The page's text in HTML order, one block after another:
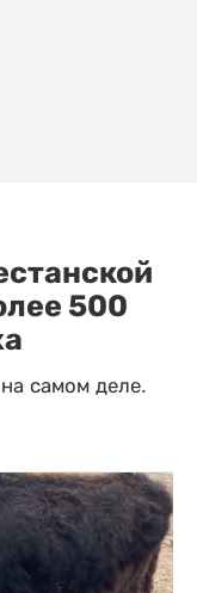
500
самом деле.